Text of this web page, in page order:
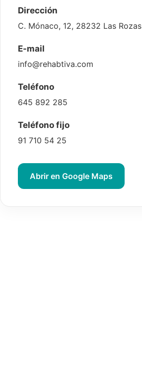
Dirección
C. Mónaco, 12, 28232 Las
E-mail
info@rehabtiva.com
Teléfono
645 892 285
Teléfono fijo
91 710 54 25
Abrir en Google Maps